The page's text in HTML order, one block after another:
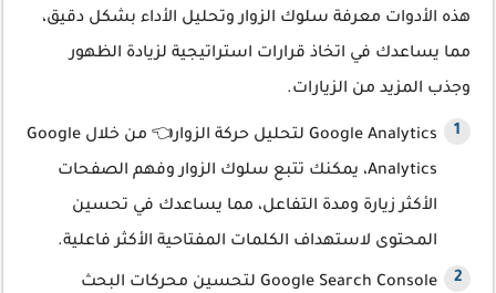
هذه الأدوات معرفة سلوك الزوار وتحليل الأداء بشكل دقيق،
مما يساعدك في اتخاذ قرارات استراتيجية لزيادة الظهور
وجذب المزيد من الزيارات.
Google Analytics لتحليل حركة الزوار👈 من خلال Google
Analytics، يمكنك تتبع سلوك الزوار وفهم الصفحات
الأكثر زيارة ومدة التفاعل، مما يساعدك في تحسين
المحتوى لاستهداف الكلمات المفتاحية الأكثر فاعلية.
Google Search Console لتحسين محركات البحث